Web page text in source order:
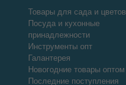
Товары для сада и цветов
Посуда и кухонные
принадлежности
Инструменты опт
Галантерея
Новогодние товары оптом
Последние поступления